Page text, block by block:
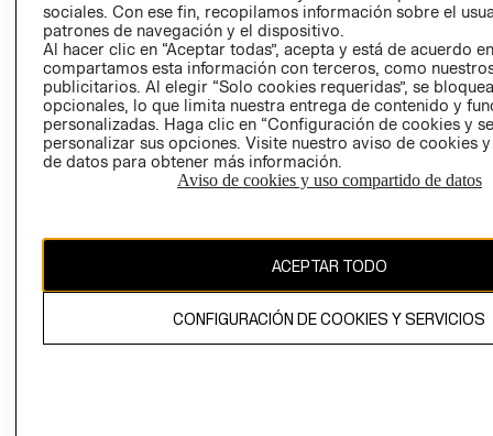
COOKIES
Chile ($)
El contenido de esta página web está protegido por copyright y es
propiedad de H&M Hennes & Mauritz AB.
sociales. Con ese fin, recopilamos información sobre el
patrones de navegación y el dispositivo.
Al hacer clic en “Aceptar todas”, acepta y está de acuerdo
compartamos esta información con terceros, como
publicitarios. Al elegir “Solo cookies requeridas”, se
opcionales, lo que limita nuestra entrega de contenido y
personalizadas. Haga clic en “Configuración de cookies y
personalizar sus opciones. Visite nuestro aviso de cookies
de datos para obtener más información.
Aviso de cookies y uso compartido de datos
ACEPTAR TODO
CONFIGURACIÓN DE COOKIES Y SERVICIOS